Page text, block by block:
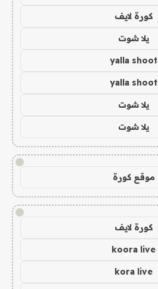
كورة لايف
يلا شوت
yalla shoot
yalla shoot
يلا شوت
يلا شوت
!
موقع كورة
!
كورة لايف
koora live
kora live